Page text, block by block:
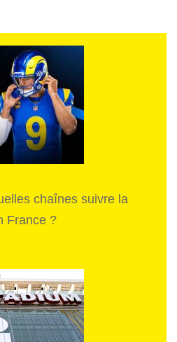
chaînes suivre la
France ?